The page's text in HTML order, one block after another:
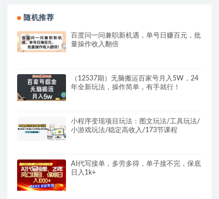
随机推荐
百度问一问兼职新机遇，单号日赚百元，批
量操作收入翻倍
（12537期）无脑搬运百家号月入5W，24
年全新玩法，操作简单，有手就行！
小程序变现项目玩法：图文玩法/工具玩法/
小游戏玩法/稳定高收入/173节课程
AI代写接单，多劳多得，单子接不完，保底
日入1k+